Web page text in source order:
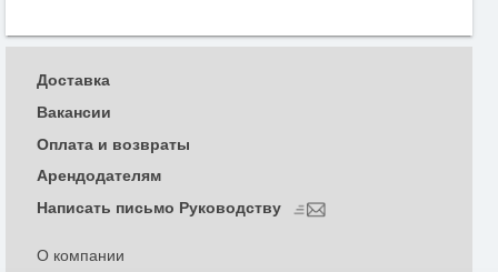
О компании
Доставка
Вакансии
Оплата и возвраты
Арендодателям
Написать письмо Руководству